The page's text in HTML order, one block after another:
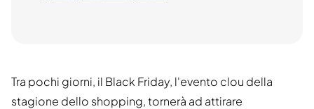
Tra pochi giorni, il Black Friday, l'evento clou della
stagione dello shopping, tornerà ad attirare